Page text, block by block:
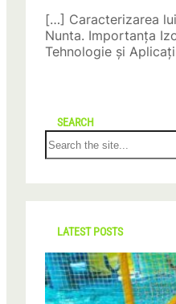
[…] Caracterizarea
Nunta. Importanța
Tehnologie și
SEARCH
S
e
r
c
LATEST POSTS